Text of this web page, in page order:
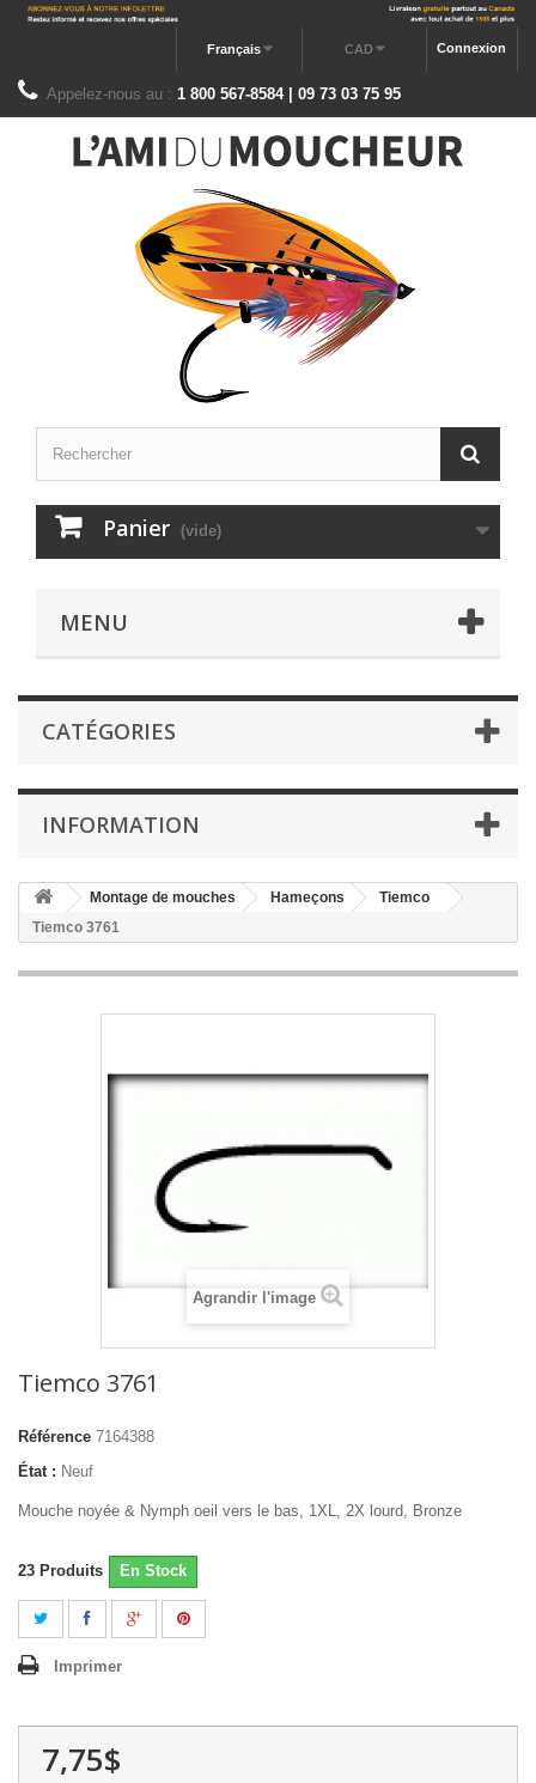
Connexion
CAD
Français
Appelez-nous au : 1 800 567-8584 | 09 73 03 75 95
Panier (vide)
MENU
CATÉGORIES
INFORMATION
Montage de mouches Hameçons
Tiemco
Tiemco 3761
Agrandir l'image
Tiemco 3761
Référence 7164388
État : Neuf
Mouche noyée & Nymph oeil vers le bas, 1XL, 2X lourd, Bronze
23 Produits En Stock
Imprimer
7,75$